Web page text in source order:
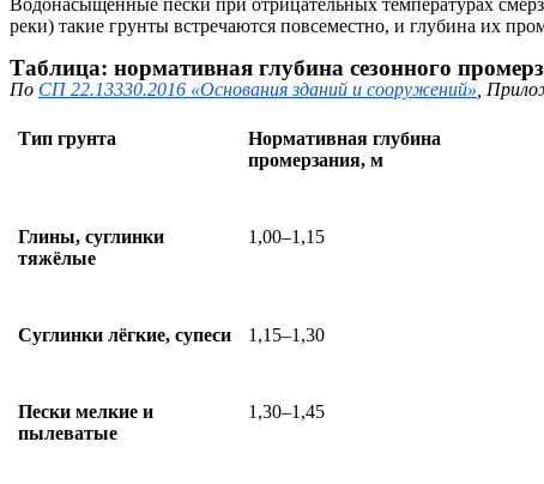
Водонасыщенные пески при отрицательных температурах
реки) такие грунты встречаются повсеместно, и глубина их
Таблица: нормативная глубина сезонного
По СП 22.13330.2016 «Основания зданий и сооружений» ,
Тип грунта
Нормативная глубина
промерзания, м
Глины, суглинки
тяжёлые
1,00–1,15
Суглинки лёгкие, супеси 1,15–1,30
Пески мелкие и
пылеватые
1,30–1,45